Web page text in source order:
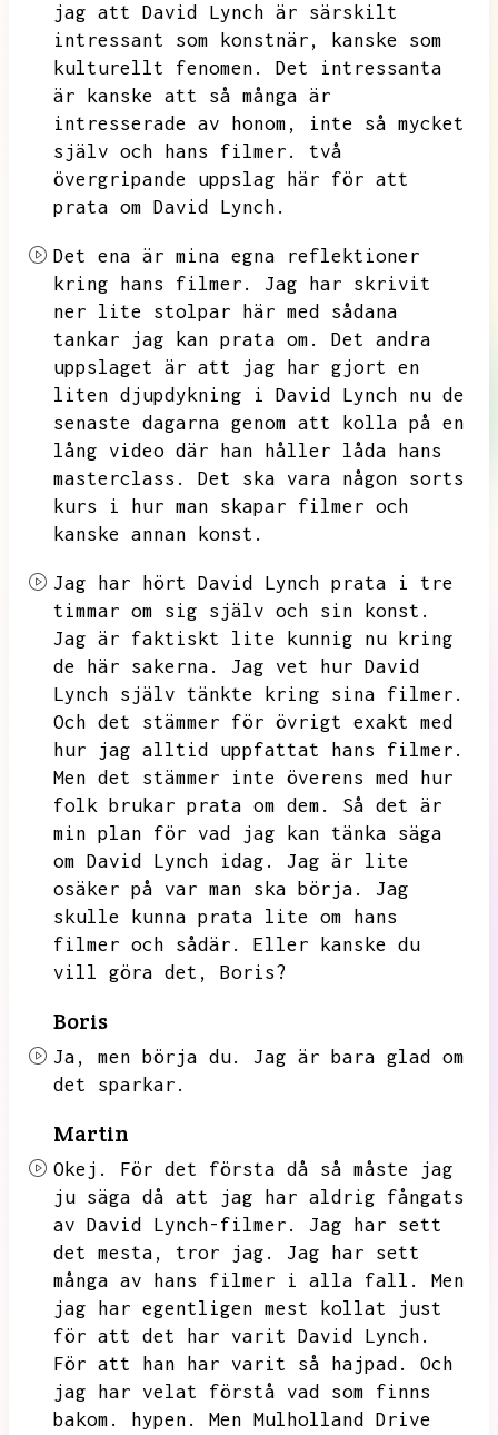
jag att David Lynch är särskilt
intressant som konstnär,
kanske som
kulturellt fenomen.
Det intressanta
är kanske att så många är
intresserade av honom,
inte så mycket
själv och hans filmer.
två
övergripande uppslag här för att
prata om David Lynch.
Det ena är mina egna reflektioner
kring hans filmer.
Jag har skrivit
ner lite stolpar här med sådana
tankar jag kan prata om.
Det andra
uppslaget är att jag har gjort en
liten djupdykning i David Lynch nu de
senaste dagarna genom att kolla på en
lång video där han håller låda hans
masterclass.
Det ska vara någon sorts
kurs i hur man skapar filmer och
kanske annan konst.
Jag har hört David Lynch prata i tre
timmar om sig själv och sin konst.
Jag är faktiskt lite kunnig nu kring
de här sakerna.
Jag vet hur David
Lynch själv tänkte kring sina filmer.
Och det stämmer för övrigt exakt med
hur jag alltid uppfattat hans filmer.
Men det stämmer inte överens med hur
folk brukar prata om dem.
Så det är
min plan för vad jag kan tänka säga
om David Lynch idag.
Jag är lite
osäker på var man ska börja.
Jag
skulle kunna prata lite om hans
filmer och sådär.
Eller kanske du
vill göra det,
Boris?
Boris
Ja, men börja du.
Jag är bara glad om
det sparkar.
Martin
Okej.
För det första då så måste jag
ju säga då att jag har aldrig fångats
av David Lynch-filmer.
Jag har sett
det mesta,
tror jag.
Jag har sett
många av hans filmer i alla fall.
Men
jag har egentligen mest kollat just
för att det har varit David Lynch.
För att han har varit så hajpad.
Och
jag har velat förstå vad som finns
bakom.
hypen.
Men Mulholland Drive